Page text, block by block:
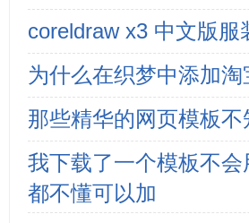
coreldraw x3 中文版
为什么在织梦中添加
那些精华的网页模板
我下载了一个模板不
都不懂可以加